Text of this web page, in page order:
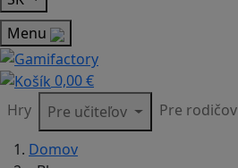
Menu
0,00 €
Hry
Pre učiteľov Pre rodičov
Domov